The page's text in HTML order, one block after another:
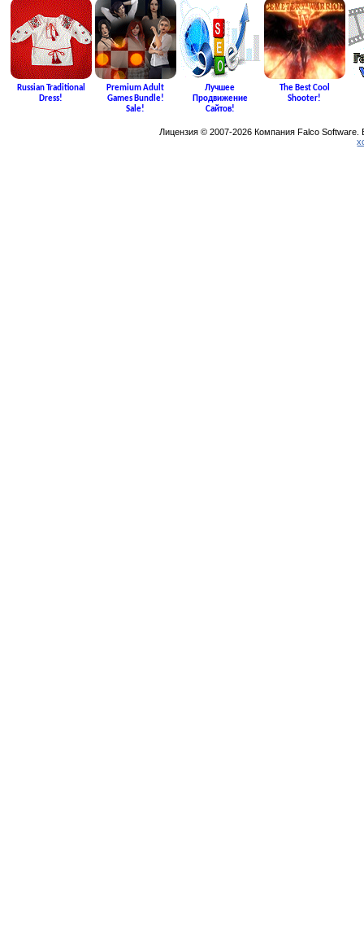
Russian Traditional
Dress!
Premium Adult
Games Bundle!
Sale!
Лучшее
Продвижение
Сайтов!
The Best Cool
Shooter!
Лицензия © 2007-2026 Компания Falco